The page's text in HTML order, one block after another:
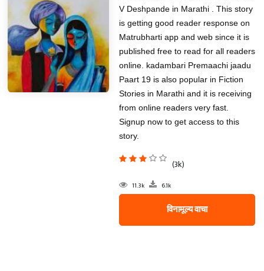
V Deshpande in Marathi . This story
is getting good reader response on
Matrubharti app and web since it is
published free to read for all readers
online. kadambari Premaachi jaadu
Paart 19 is also popular in Fiction
Stories in Marathi and it is receiving
from online readers very fast.
Signup now to get access to this
story.
(3k)
11.3k 6.1k
विनामूल्य वाचा